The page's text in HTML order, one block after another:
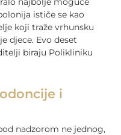
ističe se kao
koji traže vrhunsku
djece. Evo deset
biraju Polikliniku
i
nadzorom ne jednog,